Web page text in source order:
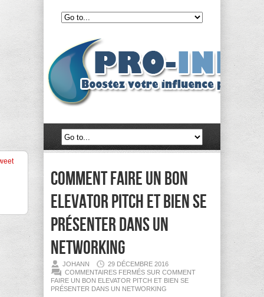
Comment faire un bon
elevator pitch et bien se
présenter dans un
networking
JOHANN
29 DÉCEMBRE 2016
COMMENTAIRES FERMÉS SUR COMMENT
FAIRE UN BON ELEVATOR PITCH ET BIEN SE
PRÉSENTER DANS UN NETWORKING